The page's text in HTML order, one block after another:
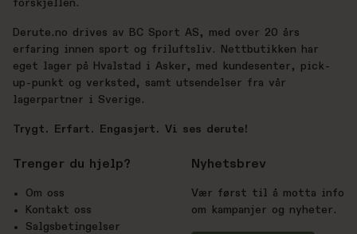
forskjellen.
Derute.no drives av BC Sport AS, med over 20 års
erfaring innen sport og friluftsliv. Nettbutikken har
eget lager på Hvalstad i Asker, med kundesenter, pick-
up-punkt og verksted, samt utsendelser fra vår
lagerpartner i Sverige.
Trygt. Erfart. Engasjert. Vi ses derute!
Trenger du hjelp?
Om oss
Kontakt oss
Salgsbetingelser
Nyhetsbrev
Vær først til å motta info
om kampanjer og nyheter.